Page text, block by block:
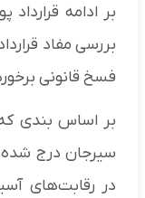
بر ادامه
بررسی مفاد
فسخ قانونی
بر اساس بندی که
سیرجان درج
در رقابت‌های